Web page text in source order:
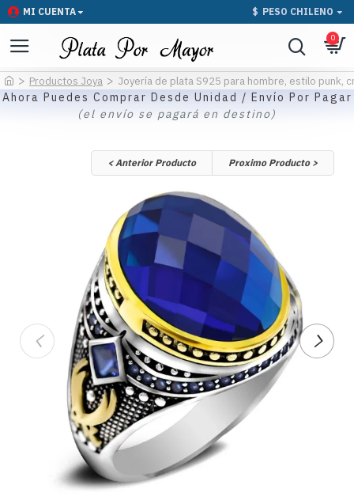
MI CUENTA $ PESO CHILENO
0
Productos Joya Joyería de plata S925 para hombre, estilo punk,
Ahora Puedes Comprar Desde Unidad / Envío Por Pagar
(el envío se pagará en destino)
< Anterior Producto Proximo Producto >